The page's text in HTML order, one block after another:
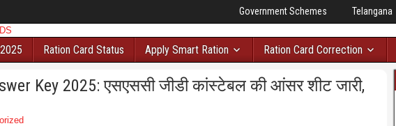
Government Schemes Telangana
Ration Card Status Apply Smart Ration Ration Card Correction
Key 2025: एसएससी जीडी कांस्टेबल की आंसर शीट जारी,